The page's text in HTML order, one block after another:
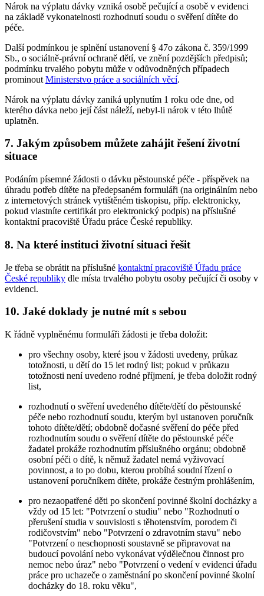
Nárok na výplatu dávky vzniká osobě pečující a osobě v evidenci
na základě vykonatelnosti rozhodnutí soudu o svěření dítěte do
péče.
Další podmínkou je splnění ustanovení § 47o zákona č. 359/1999
Sb., o sociálně-právní ochraně dětí, ve znění pozdějších předpisů;
podmínku trvalého pobytu může v odůvodněných případech
prominout Ministerstvo práce a sociálních věcí.
Nárok na výplatu dávky zaniká uplynutím 1 roku ode dne, od
kterého dávka nebo její část náleží, nebyl-li nárok v této lhůtě
uplatněn.
7. Jakým způsobem můžete zahájit řešení životní
situace
Podáním písemné žádosti o dávku pěstounské péče - příspěvek na
úhradu potřeb dítěte na předepsaném formuláři (na originálním nebo
z internetových stránek vytištěném tiskopisu, příp. elektronicky,
pokud vlastníte certifikát pro elektronický podpis) na příslušné
kontaktní pracoviště Úřadu práce České republiky.
8. Na které instituci životní situaci řešit
Je třeba se obrátit na příslušné kontaktní pracoviště Úřadu práce
České republiky dle místa trvalého pobytu osoby pečující či osoby v
evidenci.
10. Jaké doklady je nutné mít s sebou
K řádně vyplněnému formuláři žádosti je třeba doložit:
pro všechny osoby, které jsou v žádosti uvedeny, průkaz
totožnosti, u dětí do 15 let rodný list; pokud v průkazu
totožnosti není uvedeno rodné příjmení, je třeba doložit rodný
list,
rozhodnutí o svěření uvedeného dítěte/dětí do pěstounské
péče nebo rozhodnutí soudu, kterým byl ustanoven poručník
tohoto dítěte/dětí; obdobně dočasné svěření do péče před
rozhodnutím soudu o svěření dítěte do pěstounské péče
žadatel prokáže rozhodnutím příslušného orgánu; obdobně
osobní péči o dítě, k němuž žadatel nemá vyživovací
povinnost, a to po dobu, kterou probíhá soudní řízení o
ustanovení poručníkem dítěte, prokáže čestným prohlášením,
pro nezaopatřené děti po skončení povinné školní docházky a
vždy od 15 let: "Potvrzení o studiu" nebo "Rozhodnutí o
přerušení studia v souvislosti s těhotenstvím, porodem či
rodičovstvím" nebo "Potvrzení o zdravotním stavu" nebo
"Potvrzení o neschopnosti soustavně se připravovat na
budoucí povolání nebo vykonávat výdělečnou činnost pro
nemoc nebo úraz" nebo "Potvrzení o vedení v evidenci úřadu
práce pro uchazeče o zaměstnání po skončení povinné školní
docházky do 18. roku věku",